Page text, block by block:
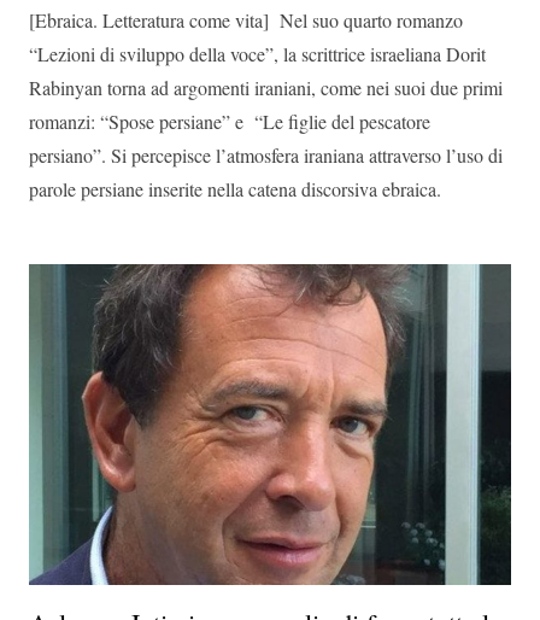
[Ebraica. Letteratura come vita] Nel suo quarto romanzo
“Lezioni di sviluppo della voce”, la scrittrice israeliana Dorit
Rabinyan torna ad argomenti iraniani, come nei suoi due primi
romanzi: “Spose persiane” e “Le figlie del pescatore
persiano”. Si percepisce l’atmosfera iraniana attraverso l’uso di
parole persiane inserite nella catena discorsiva ebraica.